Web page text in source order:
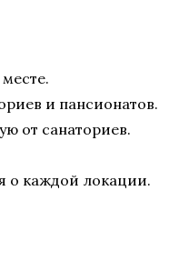
и пансионатов.
от санаториев.
о каждой локации.